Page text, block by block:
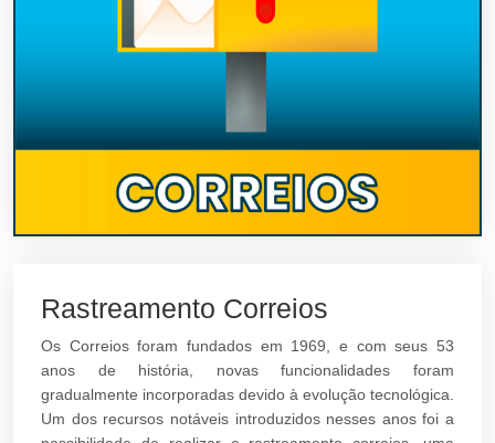
Rastreamento Correios
Os Correios foram fundados em 1969, e com seus 53
anos de história, novas funcionalidades foram
gradualmente incorporadas devido à evolução tecnológica.
Um dos recursos notáveis introduzidos nesses anos foi a